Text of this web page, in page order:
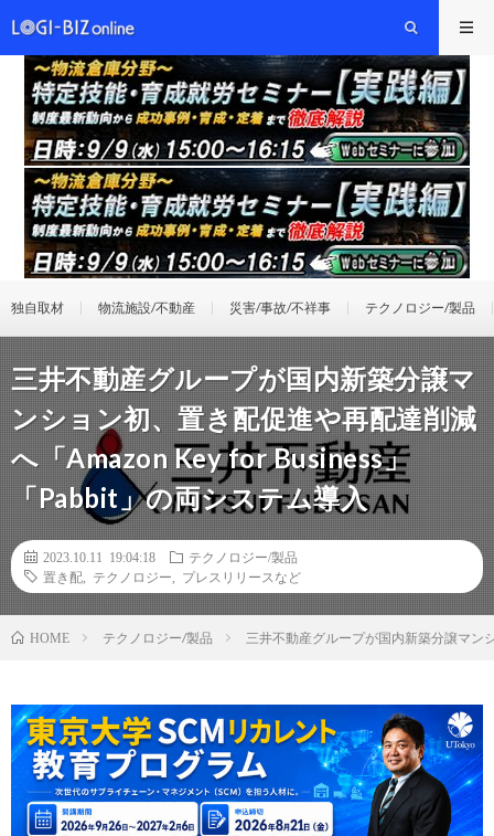
独自取材 物流施設/不動産 災害/事故/不祥事 テクノロジー/製品
三井不動産グループが国内新築分譲マ
ンション初、置き配促進や再配達削減
へ「Amazon Key for Business」
「Pabbit」の両システム導入
2023.10.11 19:04:18
テクノロジー/製品
置き配
テクノロジー プレスリリースなど
HOME テクノロジー/製品 三井不動産グループが国内新築分譲マン